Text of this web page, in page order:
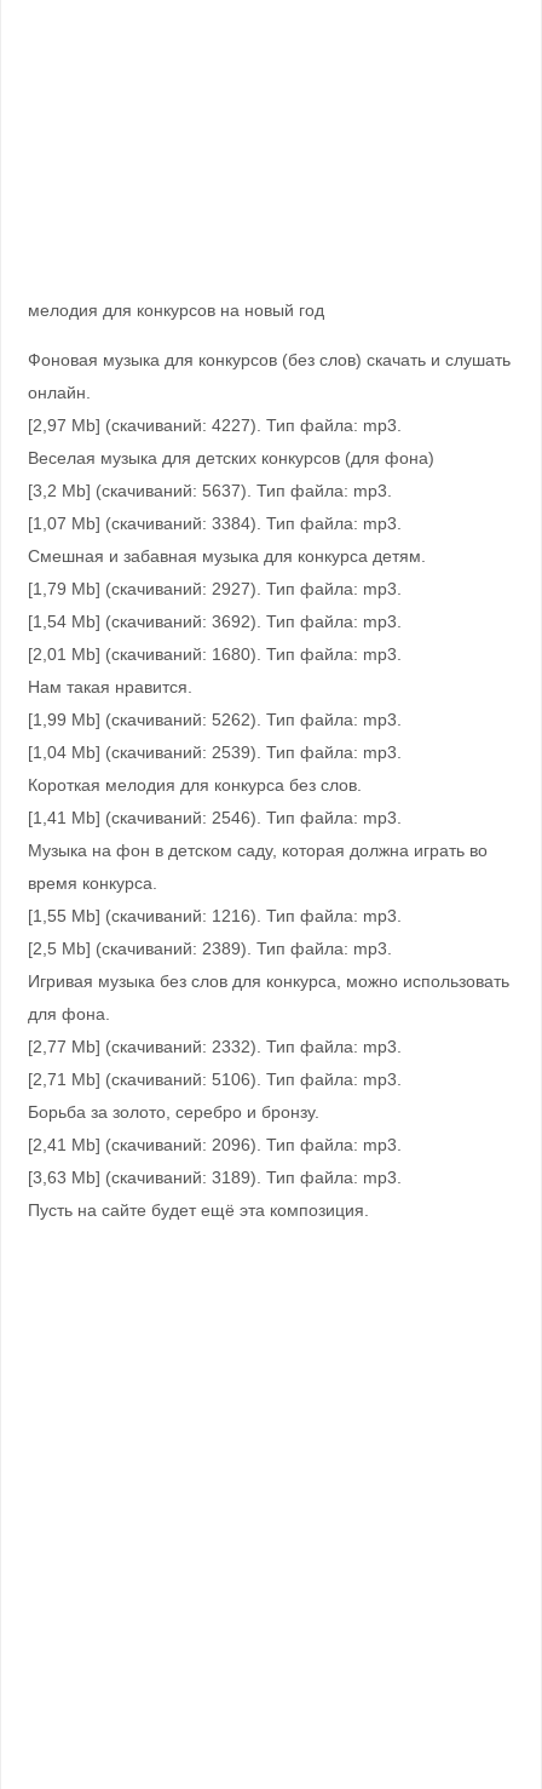
мелодия для конкурсов на новый год
Фоновая музыка для конкурсов (без слов) скачать и слушать
онлайн.
[2,97 Mb] (cкачиваний: 4227). Тип файла: mp3.
Веселая музыка для детских конкурсов (для фона)
[3,2 Mb] (cкачиваний: 5637). Тип файла: mp3.
[1,07 Mb] (cкачиваний: 3384). Тип файла: mp3.
Смешная и забавная музыка для конкурса детям.
[1,79 Mb] (cкачиваний: 2927). Тип файла: mp3.
[1,54 Mb] (cкачиваний: 3692). Тип файла: mp3.
[2,01 Mb] (cкачиваний: 1680). Тип файла: mp3.
Нам такая нравится.
[1,99 Mb] (cкачиваний: 5262). Тип файла: mp3.
[1,04 Mb] (cкачиваний: 2539). Тип файла: mp3.
Короткая мелодия для конкурса без слов.
[1,41 Mb] (cкачиваний: 2546). Тип файла: mp3.
Музыка на фон в детском саду, которая должна играть во
время конкурса.
[1,55 Mb] (cкачиваний: 1216). Тип файла: mp3.
[2,5 Mb] (cкачиваний: 2389). Тип файла: mp3.
Игривая музыка без слов для конкурса, можно использовать
для фона.
[2,77 Mb] (cкачиваний: 2332). Тип файла: mp3.
[2,71 Mb] (cкачиваний: 5106). Тип файла: mp3.
Борьба за золото, серебро и бронзу.
[2,41 Mb] (cкачиваний: 2096). Тип файла: mp3.
[3,63 Mb] (cкачиваний: 3189). Тип файла: mp3.
Пусть на сайте будет ещё эта композиция.